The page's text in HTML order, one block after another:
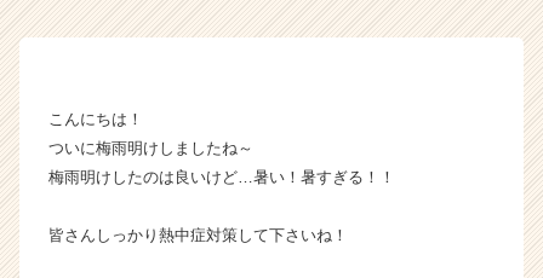
の
イ
ン】
ベ
こんにちは！
ついに梅雨明けしましたね～
梅雨明けしたのは良いけど…暑い！暑すぎる！！
皆さんしっかり熱中症対策して下さいね！